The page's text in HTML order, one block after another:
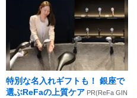
特別な名入れギフトも！ 銀座で
選ぶReFaの上質ケア PR(ReFa GIN